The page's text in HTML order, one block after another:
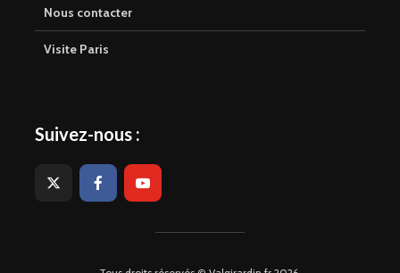
Nous contacter
Visite Paris
Suivez-nous :